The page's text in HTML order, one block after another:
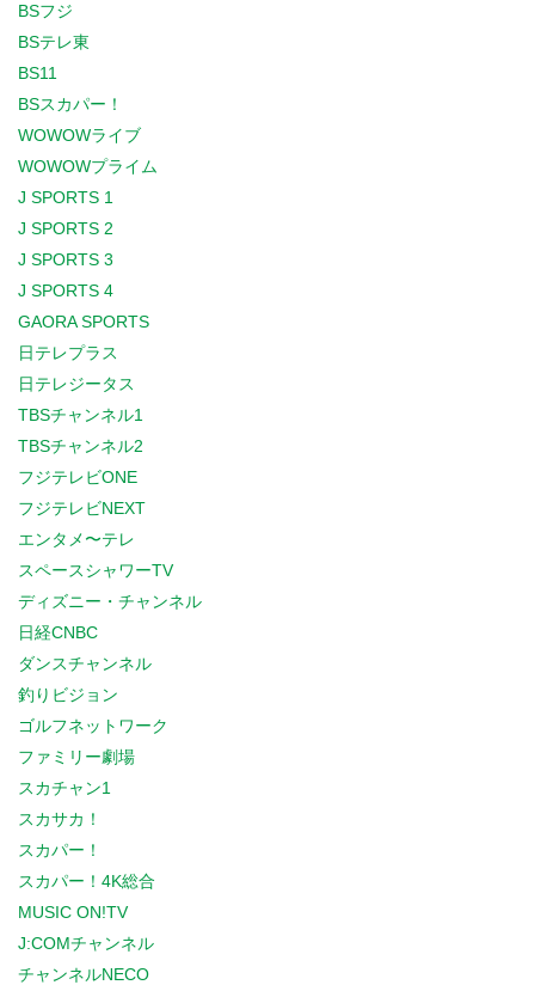
BSフジ
BSテレ東
BS11
BSスカパー！
WOWOWライブ
WOWOWプライム
J SPORTS 1
J SPORTS 2
J SPORTS 3
J SPORTS 4
GAORA SPORTS
日テレプラス
日テレジータス
TBSチャンネル1
TBSチャンネル2
フジテレビONE
フジテレビNEXT
エンタメ〜テレ
スペースシャワーTV
ディズニー・チャンネル
日経CNBC
ダンスチャンネル
釣りビジョン
ゴルフネットワーク
ファミリー劇場
スカチャン1
スカサカ！
スカパー！
スカパー！4K総合
MUSIC ON!TV
J:COMチャンネル
チャンネルNECO